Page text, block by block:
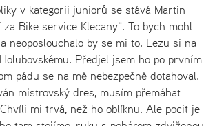
v kategorii juniorů se stává Martin
Bike service Klecany". To bych mohl
neoposlouchalo by se mi to. Lezu si na
Předjel jsem ho po prvním
pádu se na mě nebezpečně dotahoval.
mistrovský dres, musím přemáhat
mi trvá, než ho oblíknu. Ale pocit je